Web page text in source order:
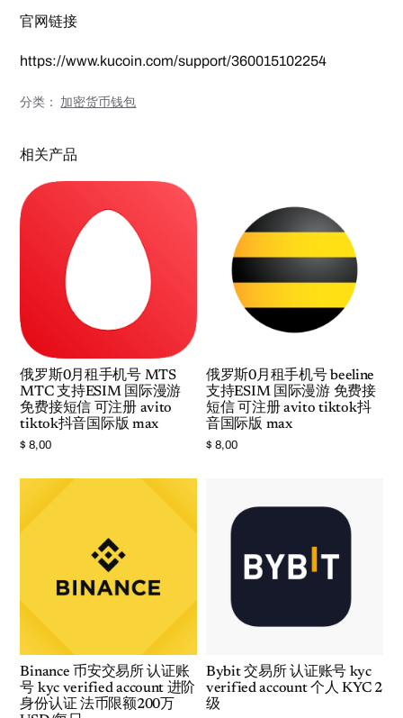
i
f
e
d
c
c
n
t
验
证
数
官网链接
https://www.kucoin.com/support/360015102254
分类： 加密货币钱包
相关产品
俄罗斯0月租手机号 MTS
MTC 支持ESIM 国际漫游
免费接短信 可注册 avito
tiktok抖音国际版 max
$ 8,00
俄罗斯0月租手机号 beeline
支持ESIM 国际漫游 免费接
短信 可注册 avito tiktok抖
音国际版 max
$ 8,00
Binance 币安交易所 认证账
号 kyc verified account 进阶
身份认证 法币限额200万
Bybit 交易所 认证账号 kyc
verified account 个人 KYC 2
级